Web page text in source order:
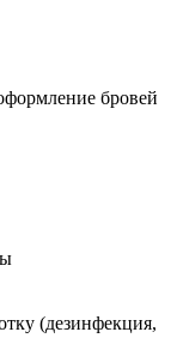
бровей
(дезинфекция,